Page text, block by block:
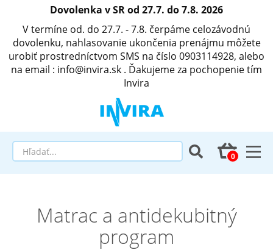
Dovolenka v SR od 27.7. do 7.8. 2026
V termíne od. do 27.7. - 7.8. čerpáme celozávodnú
dovolenku, nahlasovanie ukončenia prenájmu môžete
urobiť prostredníctvom SMS na číslo 0903114928, alebo
na email : info@invira.sk . Ďakujeme za pochopenie tím
Invira
Matrace a antidekubitné programy
Matrac a antidekubitný
program